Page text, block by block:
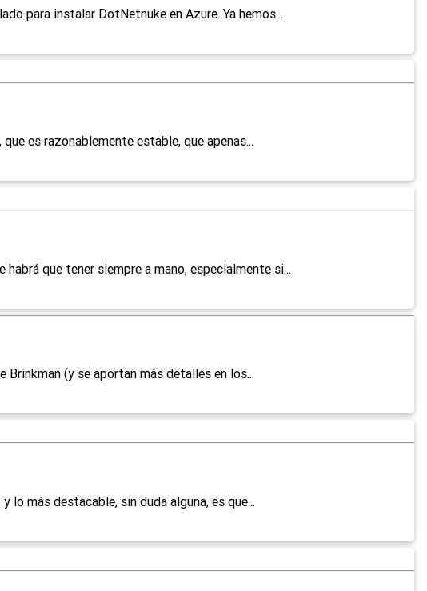
para instalar DotNetnuke en Azure. Ya hemos...
es razonablemente estable, que apenas...
que tener siempre a mano, especialmente si...
(y se aportan más detalles en los...
más destacable, sin duda alguna, es que...